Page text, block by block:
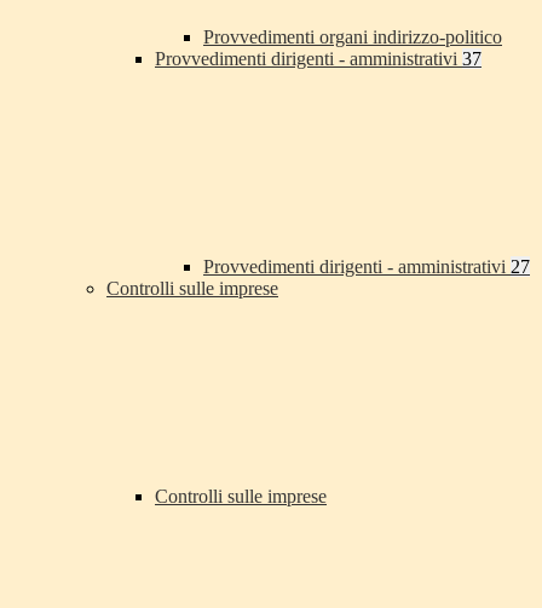
Provvedimenti organi indirizzo-politico
Provvedimenti dirigenti - amministrativi 37
Provvedimenti dirigenti - amministrativi 27
Controlli sulle imprese
Controlli sulle imprese